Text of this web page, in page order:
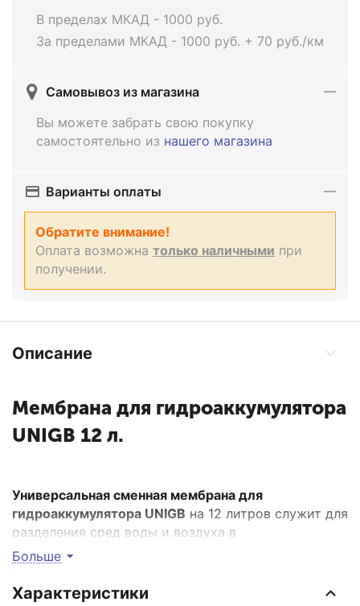
В пределах МКАД - 1000 руб.
За пределами МКАД - 1000 руб. + 70 руб./км
Самовывоз из магазина
Вы можете забрать свою покупку
самостоятельно из нашего магазина
Варианты оплаты
Обратите внимание!
Оплата возможна только наличными при
получении.
Описание
Мембрана для гидроаккумулятора
UNIGB 12 л.
Универсальная сменная мембрана для
гидроаккумулятора UNIGB на 12 литров cлужит для
разделения сред воды и воздуха в
расширительных баках. Изготовлена из каучука
марки EPDM.
Интернет-магазин отопительных систем и
Больше
Характеристики